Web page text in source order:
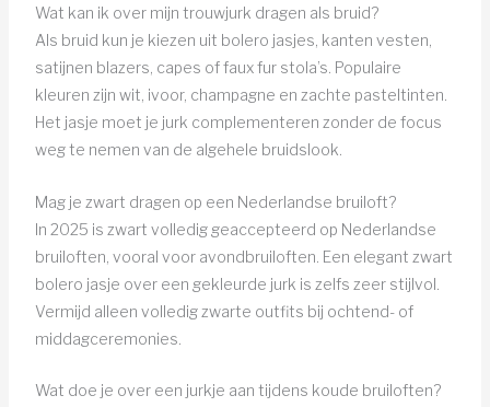
Wat kan ik over mijn trouwjurk dragen als bruid?
Als bruid kun je kiezen uit bolero jasjes, kanten vesten,
satijnen blazers, capes of faux fur stola’s. Populaire
kleuren zijn wit, ivoor, champagne en zachte pasteltinten.
Het jasje moet je jurk complementeren zonder de focus
weg te nemen van de algehele bruidslook.
Mag je zwart dragen op een Nederlandse bruiloft?
In 2025 is zwart volledig geaccepteerd op Nederlandse
bruiloften, vooral voor avondbruiloften. Een elegant zwart
bolero jasje over een gekleurde jurk is zelfs zeer stijlvol.
Vermijd alleen volledig zwarte outfits bij ochtend- of
middagceremonies.
Wat doe je over een jurkje aan tijdens koude bruiloften?